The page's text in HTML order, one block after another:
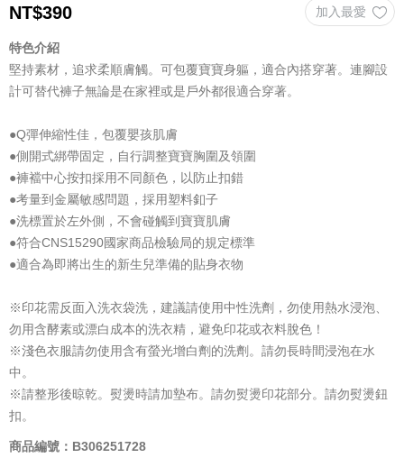
NT$390
特色介紹
堅持素材，追求柔順膚觸。可包覆寶寶身軀，適合內搭穿著。連腳設
計可替代褲子無論是在家裡或是戶外都很適合穿著。
●Q彈伸縮性佳，包覆嬰孩肌膚
●側開式綁帶固定，自行調整寶寶胸圍及領圍
●褲襠中心按扣採用不同顏色，以防止扣錯
●考量到金屬敏感問題，採用塑料釦子
●洗標置於左外側，不會碰觸到寶寶肌膚
●符合CNS15290國家商品檢驗局的規定標準
●適合為即將出生的新生兒準備的貼身衣物
※印花需反面入洗衣袋洗，建議請使用中性洗劑，勿使用熱水浸泡、
勿用含酵素或漂白成本的洗衣精，避免印花或衣料脫色！
※淺色衣服請勿使用含有螢光增白劑的洗劑。請勿長時間浸泡在水
中。
※請整形後晾乾。熨燙時請加墊布。請勿熨燙印花部分。請勿熨燙鈕
扣。
商品編號：B306251728